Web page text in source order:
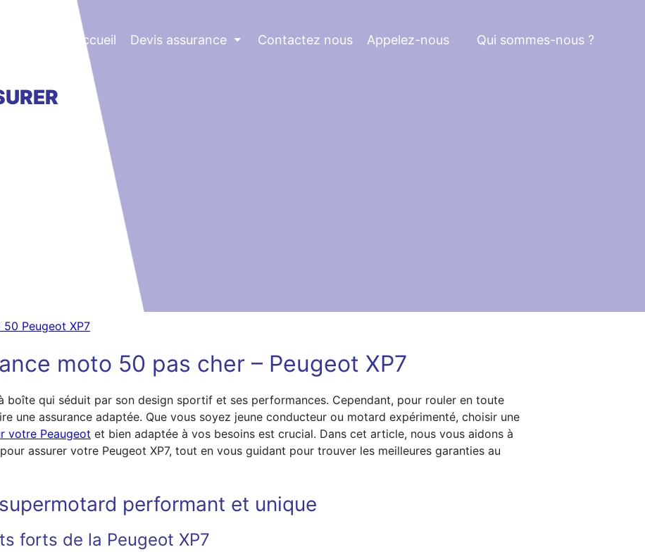
Accueil Devis assurance ⏷ Contactez nous Appelez-nous Qui sommes-nous ?
Peugeot XP7
moto 50 pas cher – Peugeot XP7
boîte qui séduit par son design sportif et ses performances. Cependant, pour rouler en toute
une assurance adaptée. Que vous soyez jeune conducteur ou motard expérimenté, choisir une
votre Peaugeot et bien adaptée à vos besoins est crucial. Dans cet article, nous vous aidons à
assurer votre Peugeot XP7, tout en vous guidant pour trouver les meilleures garanties au
performant et unique
forts de la Peugeot XP7